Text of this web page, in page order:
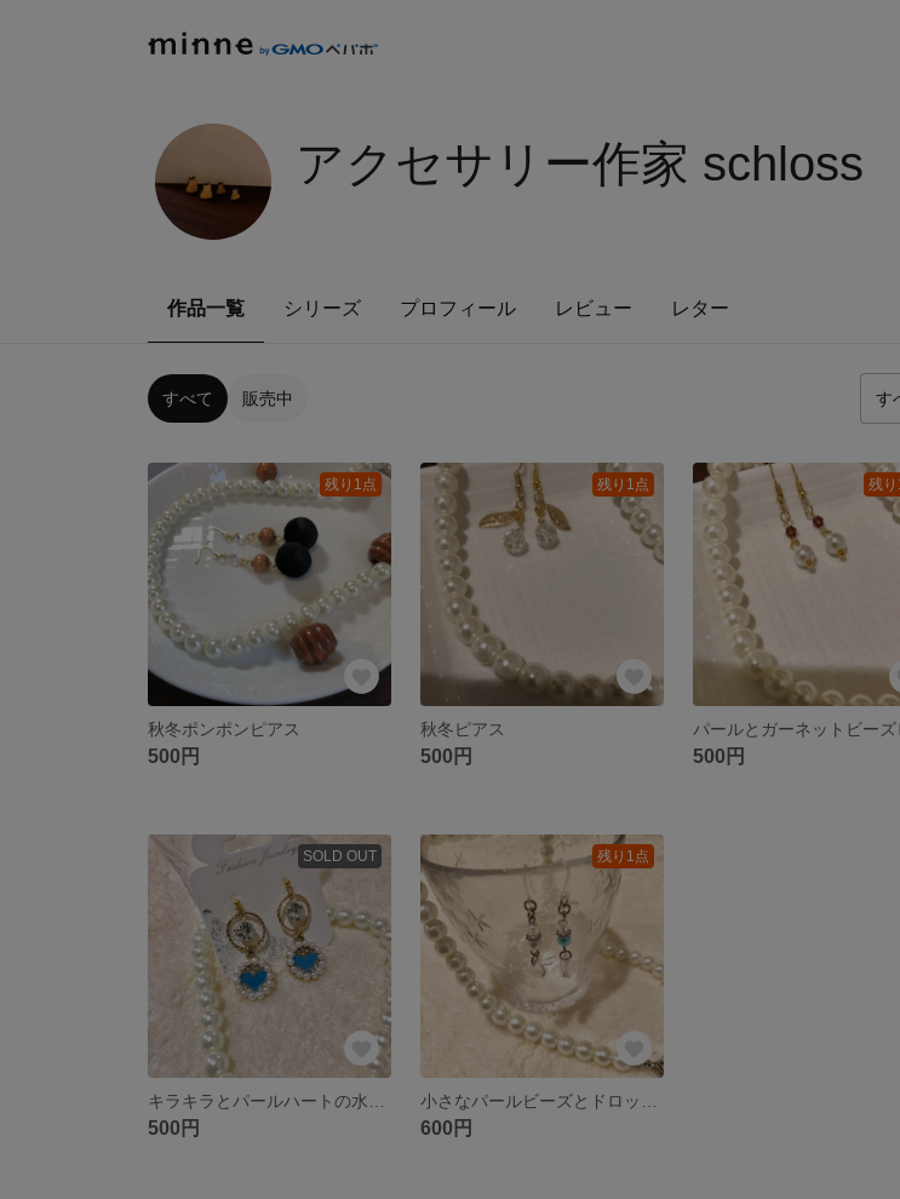
アクセサリー作家 schloss
作品一覧 シリーズ プロフィール レビュー レター
すべて 販売中
残り1点
秋冬ポンポンピアス
500円
残り1点
秋冬ピアス
500円
残
500円
SOLD OUT
500円
残り1点
600円